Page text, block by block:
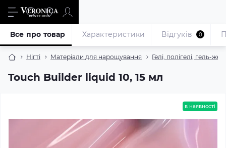
Нігті Матеріали для нарощування Гелі, полігелі, гель-
Touch Builder liquid 10, 15 мл
Все про товар Характеристики Відгуків 0
в наявності